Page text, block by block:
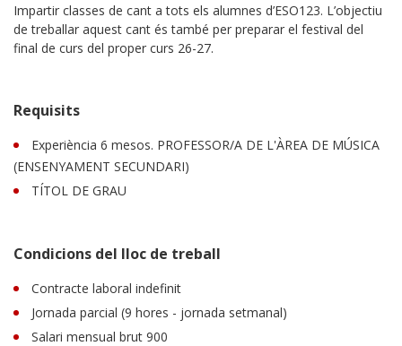
Impartir classes de cant a tots els alumnes d’ESO123. L’objectiu
de treballar aquest cant és també per preparar el festival del
final de curs del proper curs 26-27.
Requisits
Experiència 6 mesos. PROFESSOR/A DE L'ÀREA DE MÚSICA
(ENSENYAMENT SECUNDARI)
TÍTOL DE GRAU
Condicions del lloc de treball
Contracte laboral indefinit
Jornada parcial (9 hores - jornada setmanal)
Salari mensual brut 900